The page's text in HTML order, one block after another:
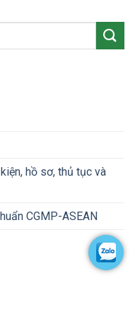
hồ sơ, thủ tục và
CGMP-ASEAN